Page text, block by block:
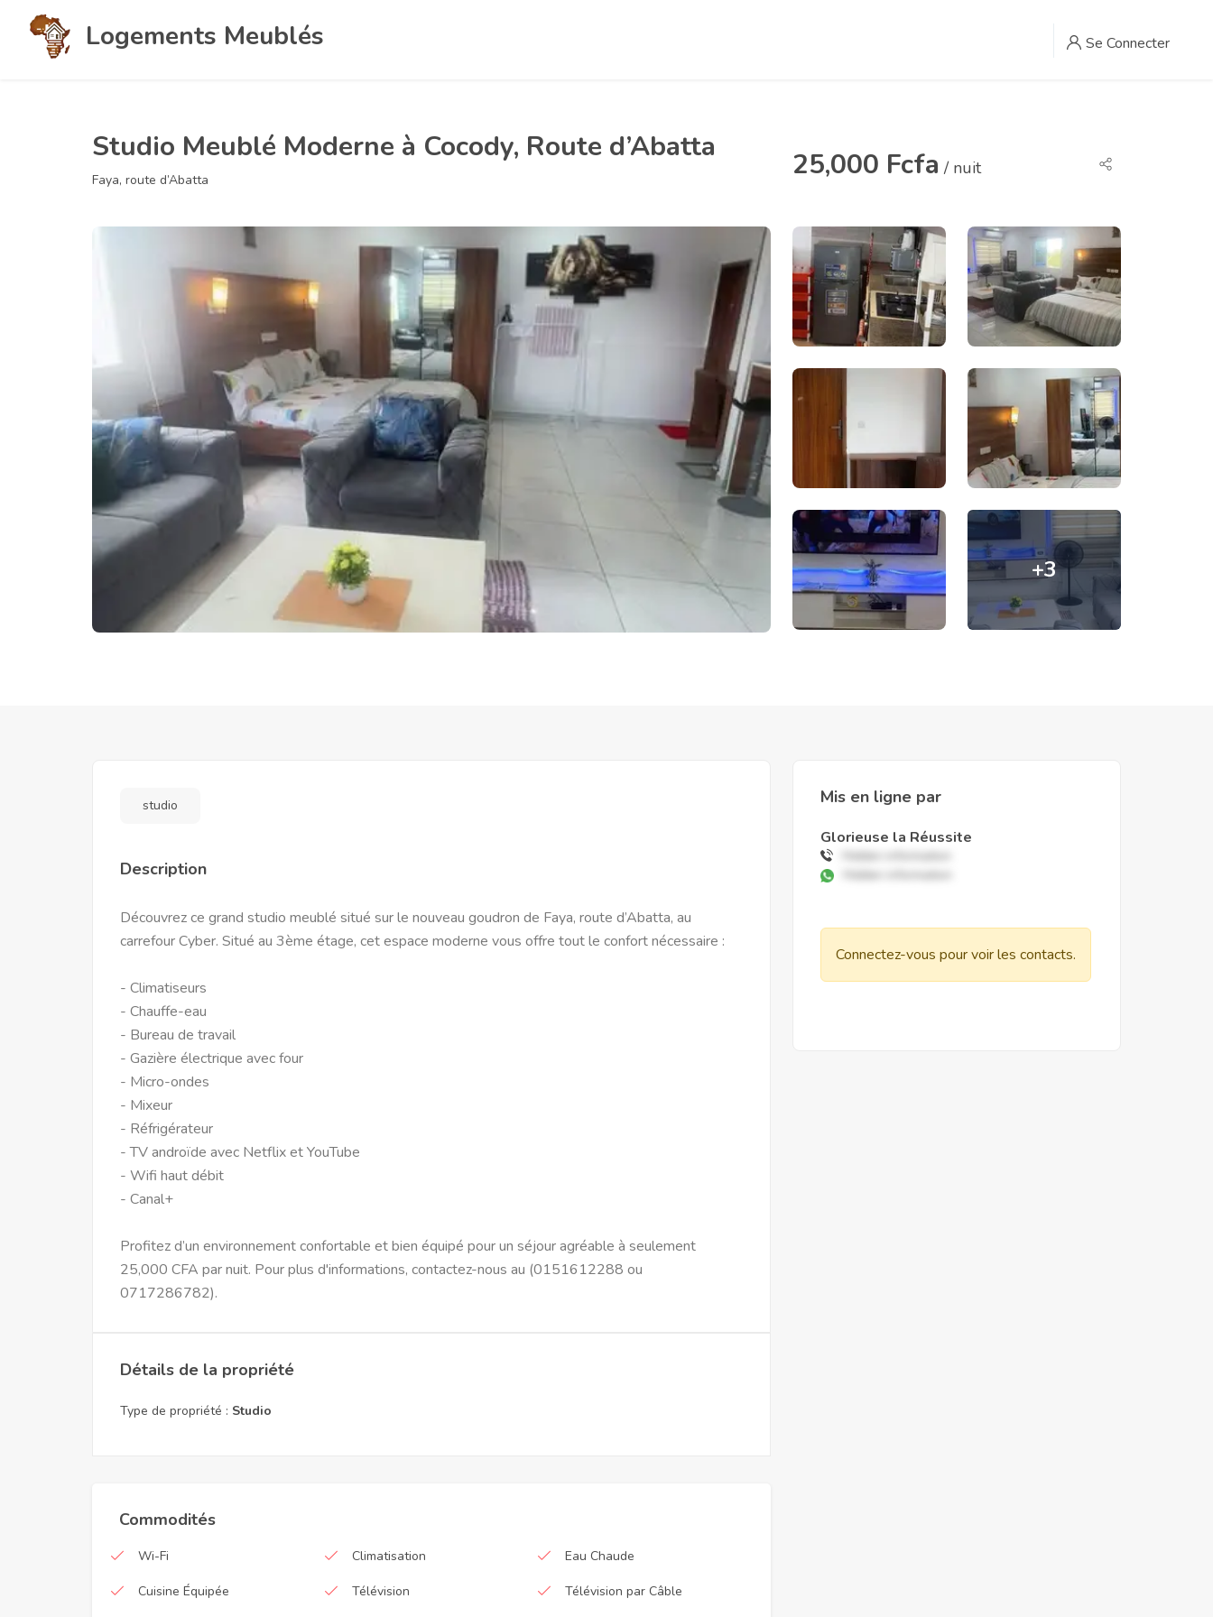
Logements Meublés Se Connecter
Studio Meublé Moderne à Cocody, Route d’Abatta
Faya, route d’Abatta 25,000 Fcfa / nuit
+3
studio
Description
Découvrez ce grand studio meublé situé sur le nouveau goudron de Faya, route d’Abatta, au
carrefour Cyber. Situé au 3ème étage, cet espace moderne vous offre tout le confort nécessaire :
- Climatiseurs
- Chauffe-eau
- Bureau de travail
- Gazière électrique avec four
- Micro-ondes
- Mixeur
- Réfrigérateur
- TV androïde avec Netflix et YouTube
- Wifi haut débit
- Canal+
Profitez d’un environnement confortable et bien équipé pour un séjour agréable à seulement
25,000 CFA par nuit. Pour plus d'informations, contactez-nous au (0151612288 ou
0717286782).
Détails de la propriété
Type de propriété : Studio
Commodités
Wi-Fi Climatisation Eau Chaude
Cuisine Équipée Télévision Télévision par Câble
Mis en ligne par
Glorieuse la Réussite
Hidden information
Hidden information
Connectez-vous pour voir les contacts.